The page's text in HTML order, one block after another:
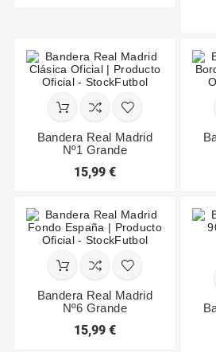
Bandera Real Madrid
Nº1 Grande
15,99 €
Bandera Real Madrid
Nº6 Grande
15,99 €